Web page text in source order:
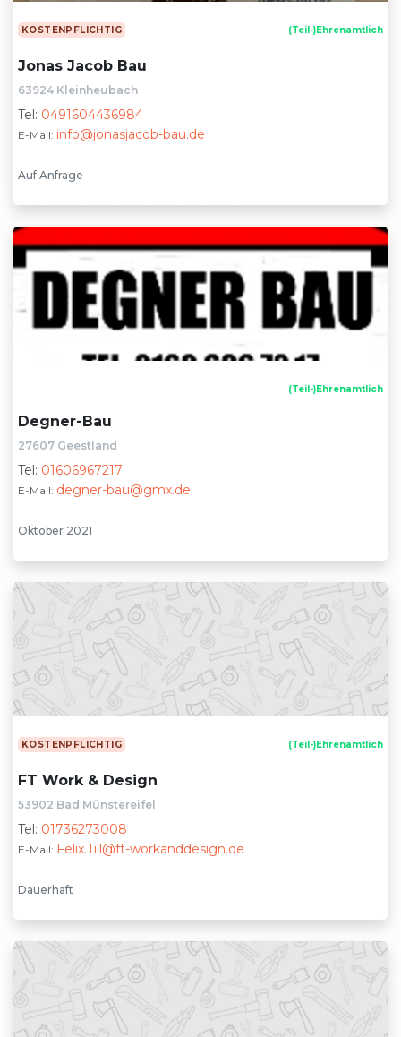
KOSTENPFLICHTIG (Teil-)Ehrenamtlich
Jonas Jacob Bau
63924 Kleinheubach
Tel: 0491604436984
E-Mail: info@jonasjacob-bau.de
Auf Anfrage
(Teil-)Ehrenamtlich
Degner-Bau
27607 Geestland
Tel: 01606967217
E-Mail: degner-bau@gmx.de
Oktober 2021
KOSTENPFLICHTIG (Teil-)Ehrenamtlich
FT Work & Design
53902 Bad Münstereifel
Tel: 01736273008
E-Mail: Felix.Till@ft-workanddesign.de
Dauerhaft